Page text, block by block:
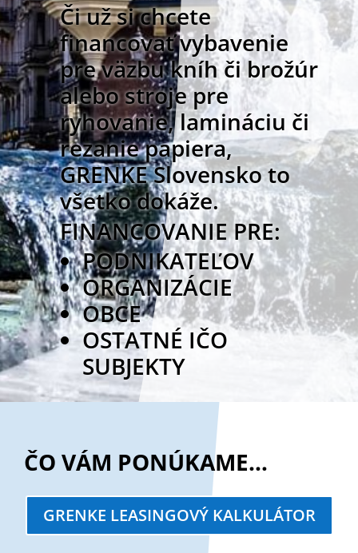
Či už si chcete
financovať vybavenie
pre väzbu kníh či brožúr
alebo stroje pre
ryhovanie, lamináciu či
rezanie papiera,
GRENKE Slovensko to
všetko dokáže.
FINANCOVANIE PRE:
PODNIKATEĽOV
ORGANIZÁCIE
OBCE
OSTATNÉ IČO
SUBJEKTY
ČO VÁM PONÚKAME…
GRENKE LEASINGOVÝ KALKULÁTOR